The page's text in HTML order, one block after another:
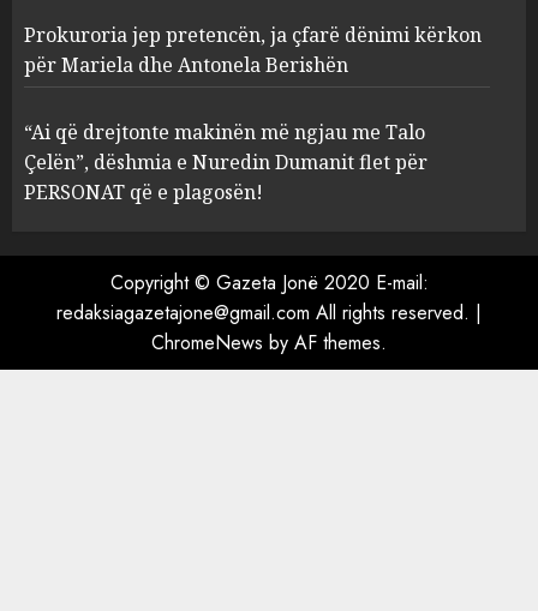
4
Prokuroria jep pretencën, ja
çfarë dënimi kërkon për
Berishën
MARCH 25, 2025
ngjau me Talo Çelën”,
dëshmia e Nuredin Dumanit
flet për PERSONAT që e
plagosën!
Prokuroria jep pretencën, ja çfarë dënimi kërkon
për Mariela dhe Antonela Berishën
“Ai që drejtonte makinën më ngjau me Talo
Çelën”, dëshmia e Nuredin Dumanit flet për
PERSONAT që e plagosën!
Copyright © Gazeta Jonë 2020 E-mail:
redaksiagazetajone@gmail.com All rights reserved. |
ChromeNews by AF themes.